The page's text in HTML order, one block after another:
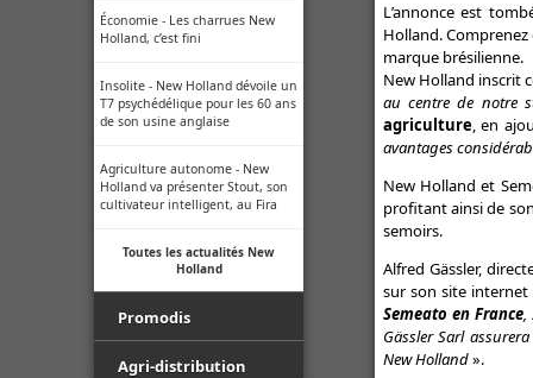
Économie - Les charrues New
Holland, c’est fini
Insolite - New Holland dévoile un
T7 psychédélique pour les 60 ans
de son usine anglaise
Agriculture autonome - New
Holland va présenter Stout, son
cultivateur intelligent, au Fira
Toutes les actualités New
Holland
Promodis
Film - Ficelle - Filet - Conseil du
Agri-distribution
L’annonce est
Holland.
marque brésilienne.
New Holland inscrit
au centre de notre
agriculture, en
avantages
New Holland et
profitant ainsi de
semoirs.
Alfred Gässler,
sur son site
Semeato en France,
Gässler Sarl
New Holland».